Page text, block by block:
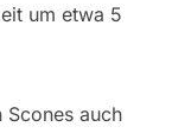
um etwa 5
auch